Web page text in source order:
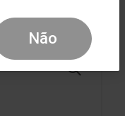
Não